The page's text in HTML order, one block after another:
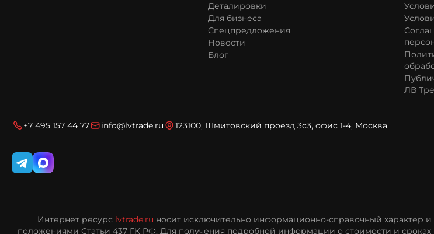
Деталировки
Для бизнеса
Спецпредложения
Новости
Блог
ЛВ
+7 495 157 44 77 info@lvtrade.ru 123100, Шмитовский проезд 3с3, офис 1-4, Москва
Интернет ресурс lvtrade.ru носит исключительно информационно-справочный характер
положениями Статьи 437 ГК РФ. Для получения подробной информации о стоимости и сроках